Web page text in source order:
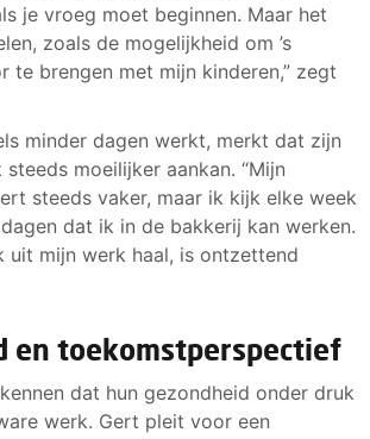
je vroeg moet beginnen. Maar het
zoals de mogelijkheid om ’s
te brengen met mijn kinderen,” zegt
minder dagen werkt, merkt dat zijn
moeilijker aankan. “Mijn
steeds vaker, maar ik kijk elke week
dat ik in de bakkerij kan werken.
uit mijn werk haal, is ontzettend
en toekomstperspectief
dat hun gezondheid onder druk
werk. Gert pleit voor een